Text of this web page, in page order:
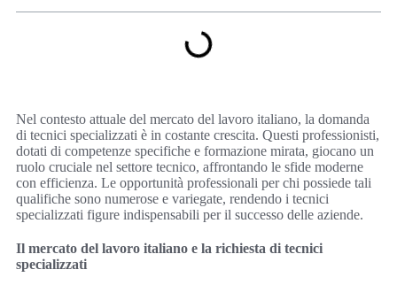
Nel contesto attuale del mercato del lavoro italiano, la domanda
di tecnici specializzati è in costante crescita. Questi professionisti,
dotati di competenze specifiche e formazione mirata, giocano un
ruolo cruciale nel settore tecnico, affrontando le sfide moderne
con efficienza. Le opportunità professionali per chi possiede tali
qualifiche sono numerose e variegate, rendendo i tecnici
specializzati figure indispensabili per il successo delle aziende.
Il mercato del lavoro italiano e la richiesta di tecnici
specializzati